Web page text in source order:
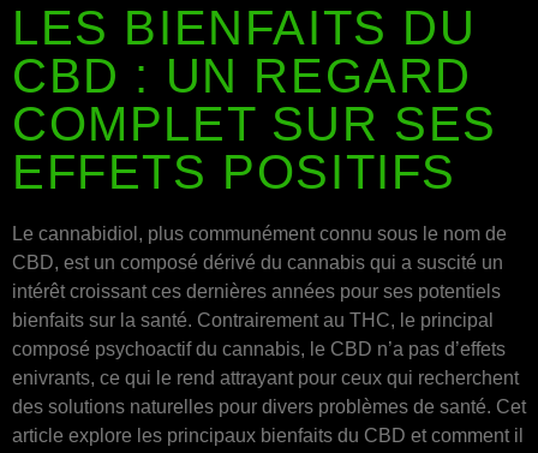
LES BIENFAITS DU
CBD : UN REGARD
COMPLET SUR SES
EFFETS POSITIFS
Le cannabidiol, plus communément connu sous le nom de
CBD, est un composé dérivé du cannabis qui a suscité un
intérêt croissant ces dernières années pour ses potentiels
bienfaits sur la santé. Contrairement au THC, le principal
composé psychoactif du cannabis, le CBD n’a pas d’effets
enivrants, ce qui le rend attrayant pour ceux qui recherchent
des solutions naturelles pour divers problèmes de santé. Cet
article explore les principaux bienfaits du CBD et comment il